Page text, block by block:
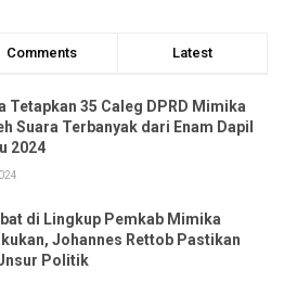
Comments Latest
35 Caleg DPRD Mimika
Suara Terbanyak dari Enam Dapil
2024
di Lingkup Pemkab Mimika
Johannes Rettob Pastikan
Politik